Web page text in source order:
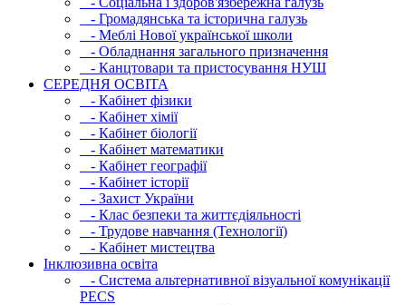
- Громадянська та історична галузь
- Меблі Нової української школи
- Обладнання загального призначення
- Канцтовари та пристосування НУШ
СЕРЕДНЯ ОСВIТА
- Кабінет фізики
- Кабінет хімії
- Кабінет біології
- Кабінет математики
- Кабінет географії
- Кабінет історії
- Захист України
- Клас безпеки та життєдіяльності
- Трудове навчання (Технології)
- Кабінет мистецтва
Інклюзивна освіта
- Система альтернативної візуальної комунікації
PECS